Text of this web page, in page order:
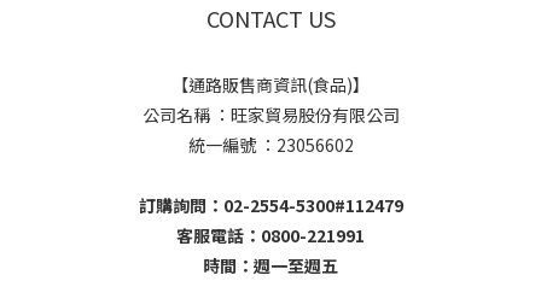
CONTACT US
【通路販售商資訊(食品)】
公司名稱 ：旺家貿易股份有限公司
統一編號 ：23056602
訂購詢問：02-2554-5300#112479
客服電話：0800-221991
時間：週一至週五